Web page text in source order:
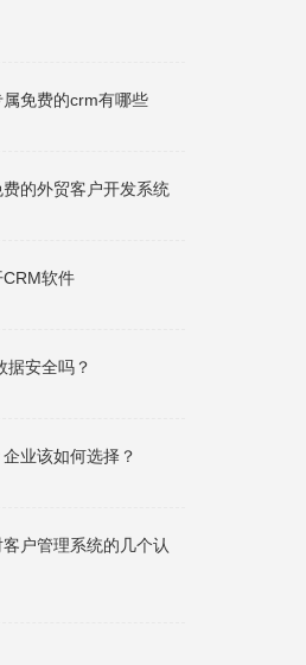
免费的crm有哪些
的外贸客户开发系统
软件
据安全吗？
业该如何选择？
户管理系统的几个认